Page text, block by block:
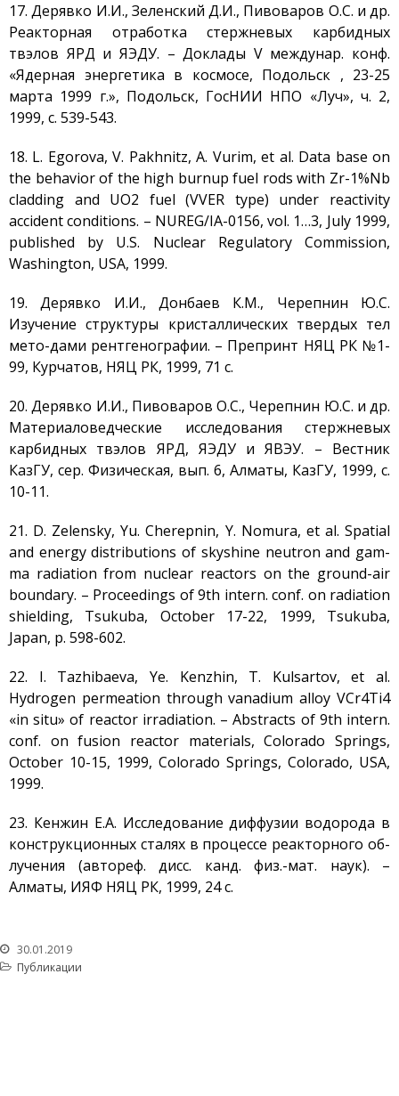
17. Дерявко И.И., Зеленский Д.И., Пивоваров О.С. и др.
Реакторная отработка стержневых карбидных
твэлов ЯРД и ЯЭДУ. – Доклады V междунар. конф.
«Ядерная энергетика в космосе, Подольск , 23-25
марта 1999 г.», Подольск, ГосНИИ НПО «Луч», ч. 2,
1999, с. 539-543.
18. L. Egorova, V. Pakhnitz, A. Vurim, et al. Data base on
the behavior of the high burnup fuel rods with Zr-1%Nb
cladding and UO2 fuel (VVER type) under reactivity
accident conditions. – NUREG/IA-0156, vol. 1…3, July 1999,
рublished by U.S. Nuclear Regulatory Commission,
Washington, USA, 1999.
19. Дерявко И.И., Донбаев К.М., Черепнин Ю.С.
Изучение структуры кристаллических твердых тел
мето-дами рентгенографии. – Препринт НЯЦ РК №1-
99, Курчатов, НЯЦ РК, 1999, 71 с.
20. Дерявко И.И., Пивоваров О.С., Черепнин Ю.С. и др.
Материаловедческие исследования стержневых
карбидных твэлов ЯРД, ЯЭДУ и ЯВЭУ. – Вестник
КазГУ, сер. Физическая, вып. 6, Алматы, КазГУ, 1999, с.
10-11.
21. D. Zelensky, Yu. Cherepnin, Y. Nomura, et al. Spatial
and energy distributions of skyshine neutron and gam-
ma radiation from nuclear reactors on the ground-air
boundary. – Proceedings of 9th intern. conf. on radiation
shielding, Tsukuba, October 17-22, 1999, Tsukuba,
Japan, p. 598-602.
22. I. Tazhibaeva, Ye. Kenzhin, T. Kulsartov, et al.
Hydrogen permeation through vanadium alloy VCr4Ti4
«in situ» of reactor irradiation. – Abstracts of 9th intern.
conf. on fusion reactor materials, Colorado Springs,
October 10-15, 1999, Colorado Springs, Colorado, USA,
1999.
23. Кенжин Е.А. Исследование диффузии водорода в
конструкционных сталях в процессе реакторного об-
лучения (автореф. дисс. канд. физ.-мат. наук). –
Алматы, ИЯФ НЯЦ РК, 1999, 24 с.
30.01.2019
Публикации